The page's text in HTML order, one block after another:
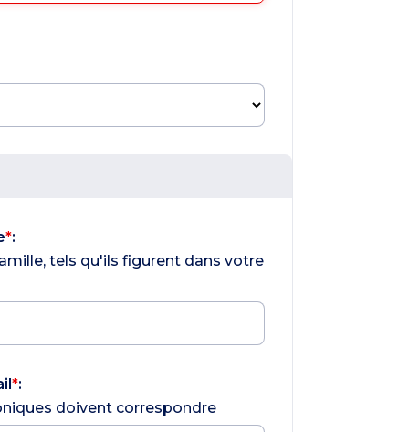
*:
tels qu'ils figurent dans votre
*:
doivent correspondre